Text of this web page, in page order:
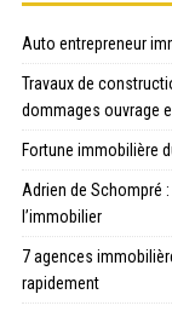
Auto entrepreneur
Travaux de
dommages ouvrage
Fortune immobilière
Adrien de Schompré
l’immobilier
7 agences
rapidement